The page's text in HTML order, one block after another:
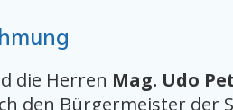
die Herren Mag. Udo
den Bürgermeister der